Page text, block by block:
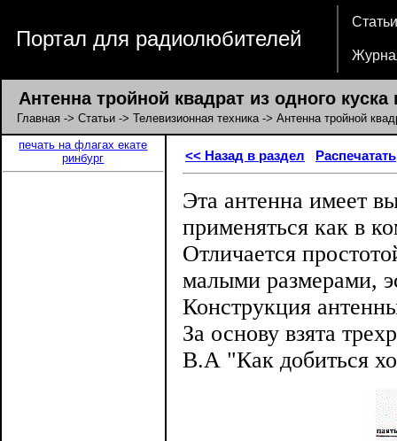
Портал для радиолюбителей
Статьи
Антенна тройной квадрат из одного куска
Главная -> Статьи -> Телевизионная техника-> Антенна тройной
печать на флагах екате
ринбург
<< Назад в раздел Распечатать
Эта антенна имеет
применяться как в
Отличается
малыми размерами,
Конструкция
За основу взята
В.А "Как добиться